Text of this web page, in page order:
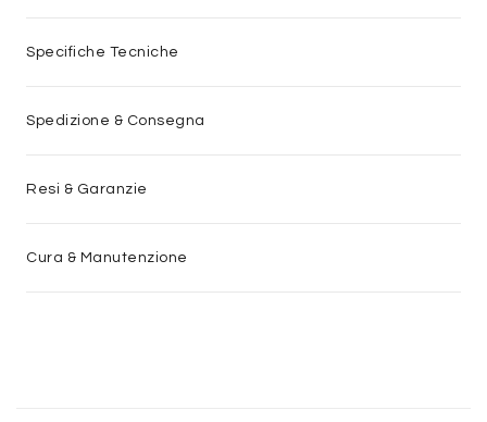
Specifiche Tecniche
Spedizione & Consegna
Resi & Garanzie
Cura & Manutenzione